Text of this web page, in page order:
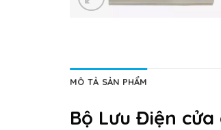
MÔ TẢ SẢN PHẨM
Bộ Lưu Điện